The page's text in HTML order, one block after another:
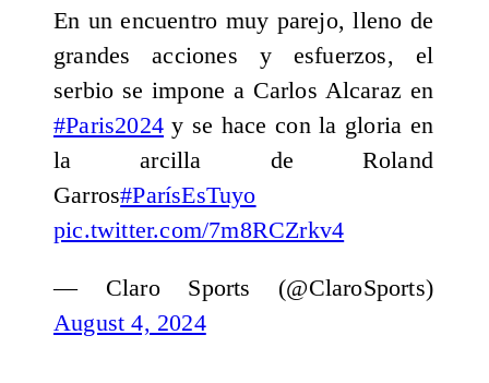
En un encuentro muy parejo, lleno de
grandes acciones y esfuerzos, el
serbio se impone a Carlos Alcaraz en
#Paris2024y se hace con la gloria en
la arcilla de Roland
Garros#ParísEsTuyo
pic.twitter.com/7m8RCZrkv4
— Claro Sports (@ClaroSports)
August 4, 2024